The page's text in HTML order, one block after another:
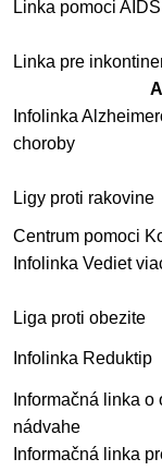
Linka pomoci AIDS
Linka pre
Infolinka
choroby
Ligy proti rakovine
Centrum pomoci
Infolinka Vediet
Liga proti obezite
Infolinka Reduktip
Informačná linka o
nádvahe
Informačná linka